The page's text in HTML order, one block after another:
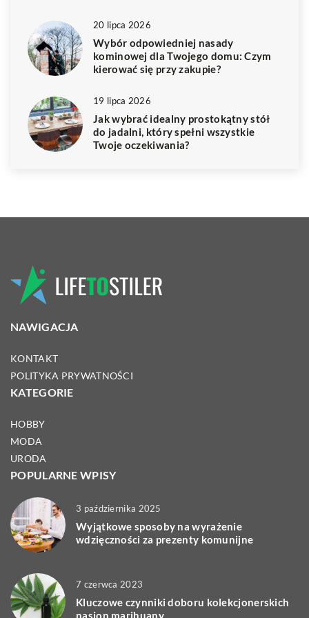
20 lipca 2026
Wybór odpowiedniej nasady
kominowej dla Twojego domu: Czym
kierować się przy zakupie?
19 lipca 2026
Jak wybrać idealny prostokątny stół
do jadalni, który spełni wszystkie
Twoje oczekiwania?
NAWIGACJA
KONTAKT
POLITYKA PRYWATNOŚCI
KATEGORIE
HOBBY
MODA
URODA
POPULARNE WPISY
3 października 2025
Wyjątkowe sposoby na wyrażenie
wdzięczności za prezenty komunijne
7 czerwca 2023
Kluczowe czynniki doboru kolekcjonerskich
nasion marihuany